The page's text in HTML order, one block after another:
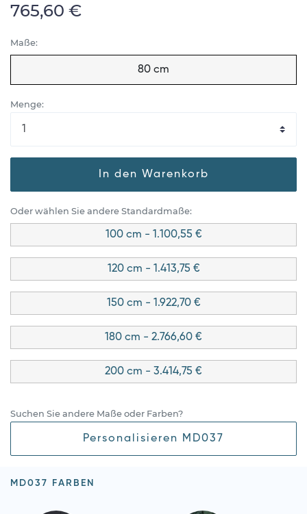
765,60 €
Maße:
80 cm
Menge:
In den Warenkorb
Oder wählen Sie andere Standardmaße:
100 cm - 1.100,55 €
120 cm - 1.413,75 €
150 cm - 1.922,70 €
180 cm - 2.766,60 €
200 cm - 3.414,75 €
Suchen Sie andere Maße oder Farben?
Personalisieren MD037
MD037 FARBEN